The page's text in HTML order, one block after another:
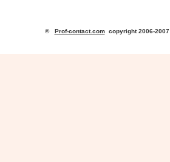
© Prof-contact.comcopyright 2006-2007